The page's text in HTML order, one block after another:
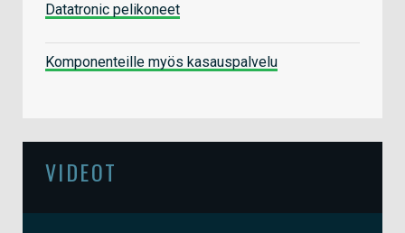
Datatronic pelikoneet
Komponenteille myös kasauspalvelu
VIDEOT